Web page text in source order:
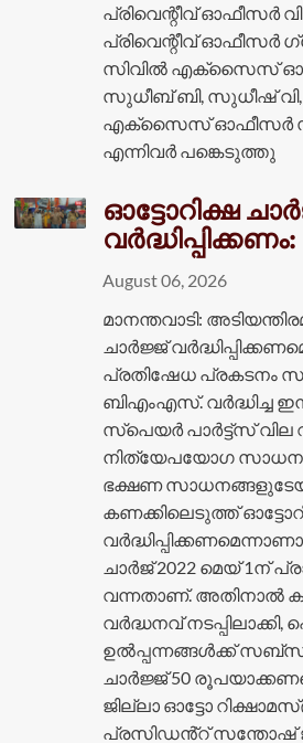
പ്രിവെന്റീവ് ഓഫീസർ
പ്രിവെന്റീവ് ഓഫീസർ
സിവിൽ എക്‌സൈസ്
സുധീബ് ബി, സുധീഷ് വി,
എക്‌സൈസ് ഓഫീസർ
എന്നിവർ പങ്കെടുത്തു
ഓട്ടോറിക്ഷ
August 06, 2026
മാനന്തവാടി:
ചാർജ്ജ്
പ്രതിഷേധ പ്രകടനം
ബിഎംഎസ്. വർദ്ധിച്ച
സ്പെയർ പാർട്ട്സ് വില
നിത്യേപയോഗ
ഭക്ഷണ
കണക്കിലെടുത്ത്
ചാർജ് 2022 മെയ് 1ന്
വന്നതാണ്. അതിനാൽ
വർദ്ധനവ് നടപ്പിലാക്കി,
ഉൽപ്പന്നങ്ങൾക്ക്
ചാർജ്ജ് 50
ജില്ലാ ഓട്ടോ
പ്രസിഡൻ്റ് സന്തോഷ്